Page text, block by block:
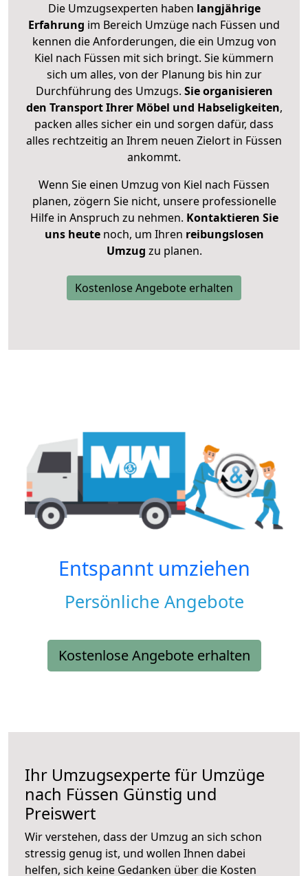
Die Umzugsexperten haben langjährige
Erfahrung im Bereich Umzüge nach Füssen und
kennen die Anforderungen, die ein Umzug von
Kiel nach Füssen mit sich bringt. Sie kümmern
sich um alles, von der Planung bis hin zur
Durchführung des Umzugs. Sie organisieren
den Transport Ihrer Möbel und Habseligkeiten,
packen alles sicher ein und sorgen dafür, dass
alles rechtzeitig an Ihrem neuen Zielort in Füssen
ankommt.
Wenn Sie einen Umzug von Kiel nach Füssen
planen, zögern Sie nicht, unsere professionelle
Hilfe in Anspruch zu nehmen. Kontaktieren Sie
uns heutenoch, um Ihren reibungslosen
Umzug zu planen.
Kostenlose Angebote erhalten
Entspannt umziehen
Persönliche Angebote
Kostenlose Angebote erhalten
Ihr Umzugsexperte für Umzüge
nach Füssen Günstig und
Preiswert
Wir verstehen, dass der Umzug an sich schon
stressig genug ist, und wollen Ihnen dabei
helfen, sich keine Gedanken über die Kosten